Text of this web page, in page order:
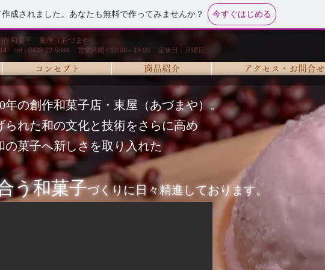
成されました。あなたも無料で作ってみませんか？ 今すぐはじめる
コンセプト 商品紹介 アクセス・お問合せ
和菓子 東屋（あづまや）
14 tel：0438-22-5884 営業時間：10:00～19:00 定休日：月曜日
年の創作和菓子店・東屋（あづまや）。
られた和の文化と技術をさらに高め
の菓子へ新しさを取り入れた
う和菓子づくりに日々精進しております。